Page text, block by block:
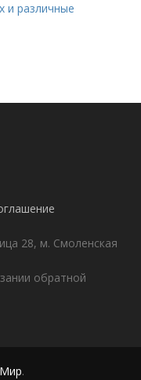
и различные
28, м. Смоленская
обратной
.